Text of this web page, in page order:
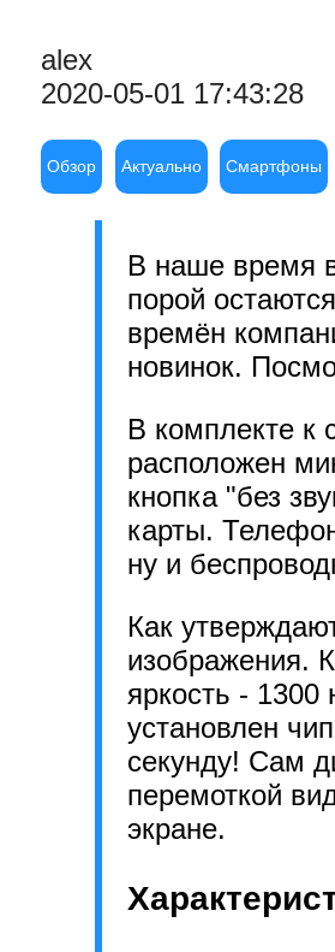
alex
2020-05-01 17:43:28
Обзор Актуально Смартфоны
В наше время
порой
времён
новинок.
В комплекте к
расположен
кнопка "без
карты.
ну и
Как
изображения.
яркость -
установлен
секунду! Сам
перемоткой
экране.